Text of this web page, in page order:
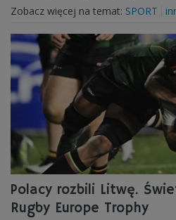
Zobacz więcej na temat: SPORT
Polacy rozbili Litwę.
Rugby Europe Trophy